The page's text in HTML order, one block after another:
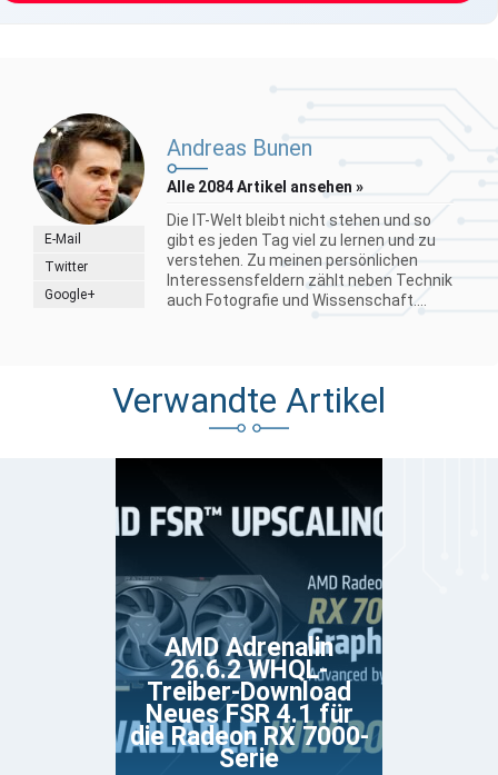
E-Mail
Twitter
Google+
Andreas Bunen
Alle 2084 Artikel ansehen »
Die IT-Welt bleibt nicht stehen und so
gibt es jeden Tag viel zu lernen und zu
verstehen. Zu meinen persönlichen
Interessensfeldern zählt neben Technik
auch Fotografie und Wissenschaft....
Verwandte Artikel
AMD Adrenalin
26.6.2 WHQL-
Treiber-Download
Neues FSR 4.1 für
die Radeon RX 7000-
Serie